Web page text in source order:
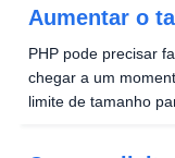
Aumentar o
(gerenciador
PHP pode precisar
chegar a um
limite de tamanho